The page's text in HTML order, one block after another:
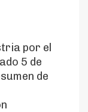
por el
5 de
de